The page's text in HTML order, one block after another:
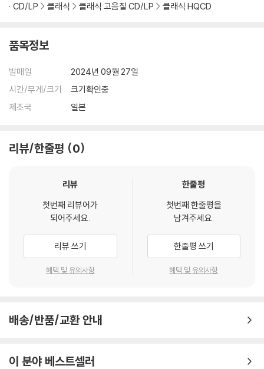
CD/LP
클래식 클래식 고음질 CD/LP 클래식 HQCD
품목정보
발매일
2024년 09월 27일
시간/무게/크기
크기확인중
제조국
일본
리뷰/한줄평 0
리뷰
첫번째 리뷰어가
되어주세요.
리뷰 쓰기
혜택 및 유의사항
한줄평
첫번째 한줄평을
남겨주세요.
한줄평 쓰기
혜택 및 유의사항
배송/반품/교환 안내
이 분야 베스트셀러